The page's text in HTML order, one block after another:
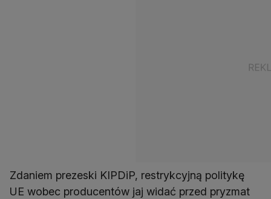
Zdaniem prezeski KIPDiP, restrykcyjną politykę
UE wobec producentów jaj widać przed pryzmat